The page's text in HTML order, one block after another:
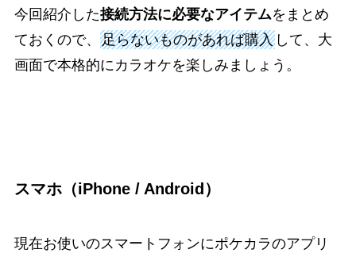
今回紹介した接続方法に必要なアイテムをまとめ
ておくので、 足らないものがあれば購入して、大
画面で本格的にカラオケを楽しみましょう。
スマホ（iPhone / Android）
現在お使いのスマートフォンにポケカラのアプリ